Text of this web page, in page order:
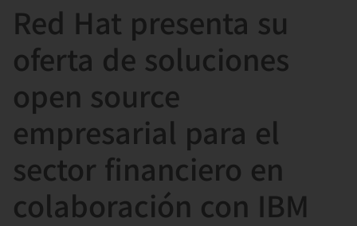
Red Hat presenta su
oferta de soluciones
open source
empresarial para el
sector financiero en
colaboración con IBM